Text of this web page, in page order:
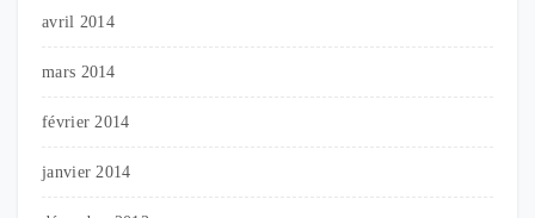
avril 2014
mars 2014
février 2014
janvier 2014